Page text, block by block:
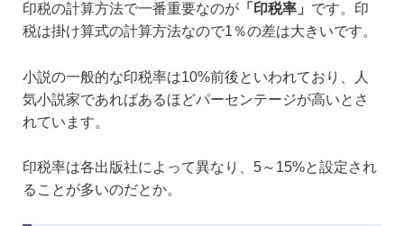
印税の計算方法で一番重要なのが 「印税率」 です。印
税は掛け算式の計算方法なので1％の差は大きいです。
小説の一般的な印税率は10%前後といわれており、人
気小説家であればあるほどパーセンテージが高いとさ
れています。
印税率は各出版社によって異なり、5～15%と設定され
ることが多いのだとか。